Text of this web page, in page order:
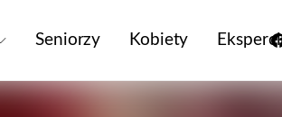
Seniorzy Kobiety Eksperci